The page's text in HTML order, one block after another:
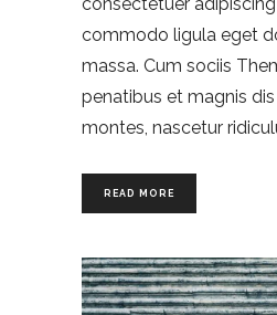
commodo ligula eget
massa. Cum sociis
penatibus et magnis
montes, nascetur
READ MORE